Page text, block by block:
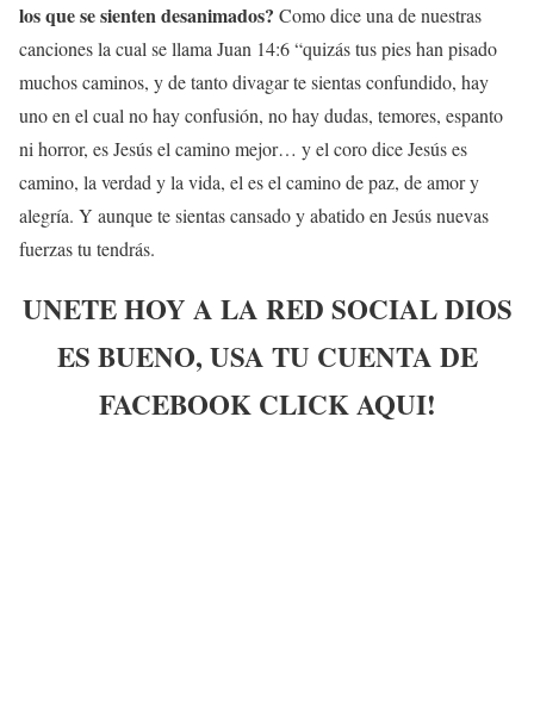
los que se sienten desanimados? Como dice una de nuestras
canciones la cual se llama Juan 14:6 “quizás tus pies han pisado
muchos caminos, y de tanto divagar te sientas confundido, hay
uno en el cual no hay confusión, no hay dudas, temores, espanto
ni horror, es Jesús el camino mejor… y el coro dice Jesús es
camino, la verdad y la vida, el es el camino de paz, de amor y
alegría. Y aunque te sientas cansado y abatido en Jesús nuevas
fuerzas tu tendrás.
UNETE HOY A LA RED SOCIAL DIOS
ES BUENO, USA TU CUENTA DE
FACEBOOK CLICK AQUI!